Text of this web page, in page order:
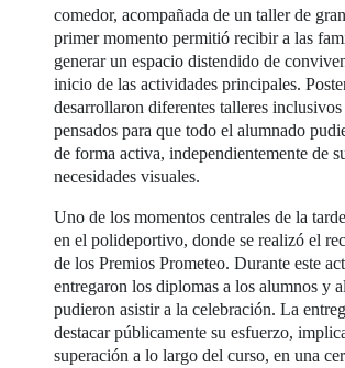
comedor, acompañada de un taller de
primer momento permitió recibir a las
generar un espacio distendido de
inicio de las actividades principales.
desarrollaron diferentes talleres
pensados para que todo el alumnado
de forma activa, independientemente de
necesidades visuales.
Uno de los momentos centrales de la
en el polideportivo, donde se realizó el
de los Premios Prometeo. Durante este
entregaron los diplomas a los alumnos y
pudieron asistir a la celebración. La
destacar públicamente su esfuerzo,
superación a lo largo del curso, en una